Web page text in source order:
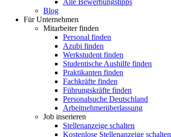
Alle Bewerbungstipps
Blog
Für Unternehmen
Mitarbeiter finden
Personal finden
Azubi finden
Werkstudent finden
Studentische Aushilfe finden
Praktikanten finden
Fachkräfte finden
Führungskräfte finden
Personalsuche Deutschland
Arbeitnehmerüberlassung
Job inserieren
Stellenanzeige schalten
Kostenlose Stellenanzeige schalten